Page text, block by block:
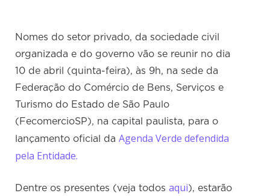
Nomes do setor privado, da sociedade civil
organizada e do governo vão se reunir no dia
10 de abril (quinta-feira), às 9h, na sede da
Federação do Comércio de Bens, Serviços e
Turismo do Estado de São Paulo
(FecomercioSP), na capital paulista, para o
lançamento oficial daAgenda Verde defendida
pela Entidade.
Dentre os presentes (veja todosaqui), estarão